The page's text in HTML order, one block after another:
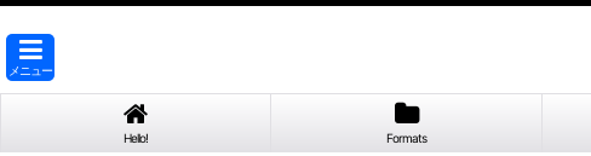
メニュー
Hello! Formats